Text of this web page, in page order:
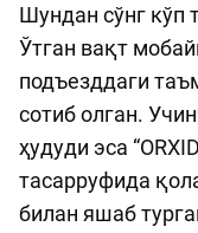
Шундан сўнг кўп
Ўтган вақт
подъезддаги
сотиб олган.
ҳудуди эса
тасарруфида
билан яшаб